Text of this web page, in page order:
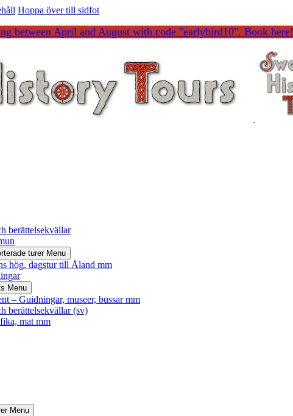
Hoppa över till sidfot
between April and August with code "earlybird10". Book here!
berättelsekvällar
turer Menu
hög, dagstur till Åland mm
Menu
– Guidningar, museer, bussar mm
berättelsekvällar (sv)
mat mm
Menu